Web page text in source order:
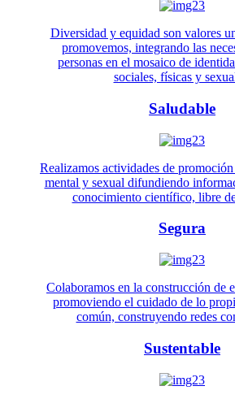
Diversidad y equidad son valores
promovemos, integrando las
personas en el mosaico de
sociales, físicas y
Saludable
Realizamos actividades de
mental y sexual difundiendo
conocimiento científico, libre
Segura
Colaboramos en la construcción de
promoviendo el cuidado de lo
común, construyendo redes
Sustentable